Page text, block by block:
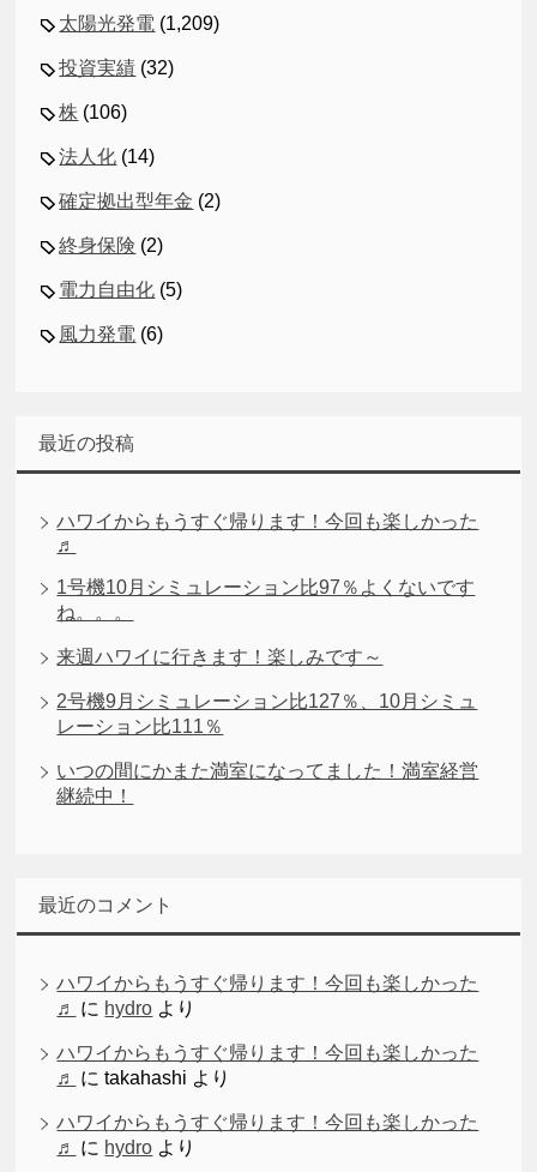
太陽光発電 (1,209)
投資実績 (32)
株 (106)
法人化 (14)
確定拠出型年金 (2)
終身保険 (2)
電力自由化 (5)
風力発電 (6)
最近の投稿
ハワイからもうすぐ帰ります！今回も楽しかった
♬
1号機10月シミュレーション比97％よくないです
ね。。。
来週ハワイに行きます！楽しみです～
2号機9月シミュレーション比127％、10月シミュ
レーション比111％
いつの間にかまた満室になってました！満室経営
継続中！
最近のコメント
ハワイからもうすぐ帰ります！今回も楽しかった
♬
に hydro より
ハワイからもうすぐ帰ります！今回も楽しかった
♬
にtakahashi より
ハワイからもうすぐ帰ります！今回も楽しかった
♬
に hydro より